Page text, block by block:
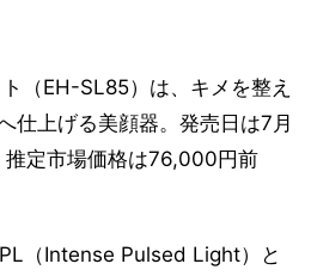
（EH-SL85）は、キメを整え
仕上げる美顔器。発売日は7月
推定市場価格は76,000円前
（Intense Pulsed Light）と